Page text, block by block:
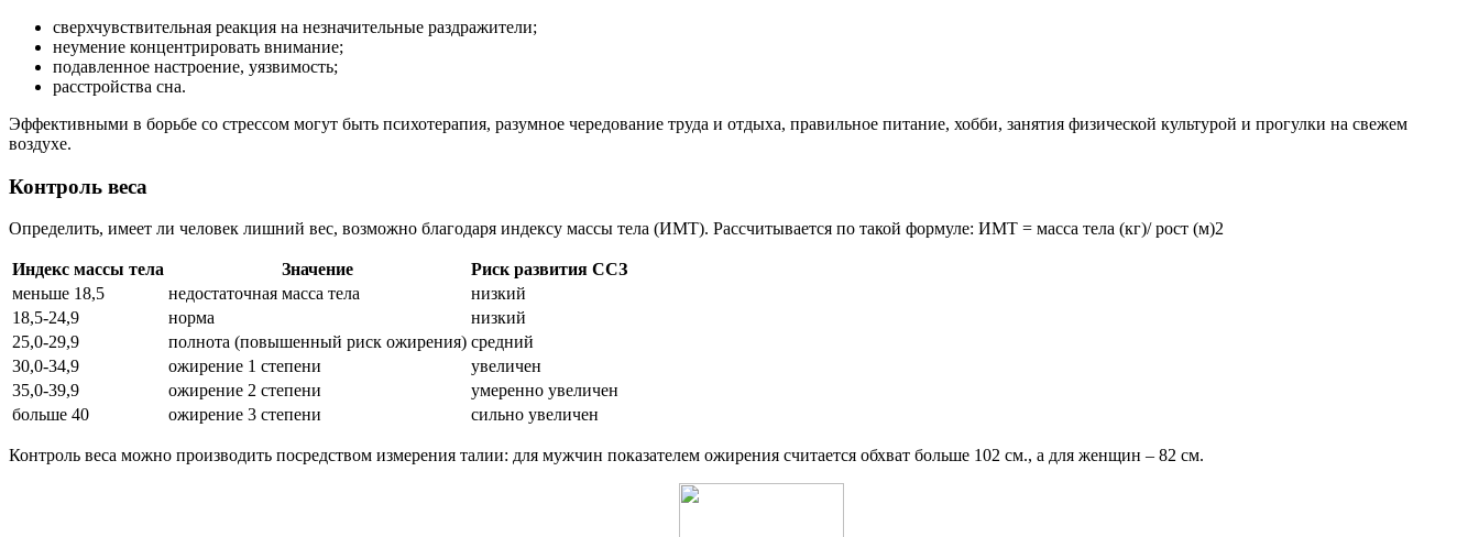
сверхчувствительная реакция на незначительные раздражители;
неумение концентрировать внимание;
подавленное настроение, уязвимость;
расстройства сна.
Эффективными в борьбе со стрессом могут быть психотерапия, разумное чередование труда и отдыха, правильное питание, хобби, занятия физической культурой и прогулки на свежем
воздухе.
Контроль веса
Определить, имеет ли человек лишний вес, возможно благодаря индексу массы тела (ИМТ). Рассчитывается по такой формуле: ИМТ = масса тела (кг)/ рост (м)2
Индекс массы тела Значение
Риск развития ССЗ
меньше 18,5
недостаточная масса тела
низкий
18,5-24,9
норма
низкий
25,0-29,9
полнота (повышенный риск ожирения) средний
30,0-34,9
ожирение 1 степени
увеличен
35,0-39,9
ожирение 2 степени
умеренно увеличен
больше 40
ожирение 3 степени сильно увеличен
Контроль веса можно производить посредством измерения талии: для мужчин показателем ожирения считается обхват больше 102 см., а для женщин – 82 см.